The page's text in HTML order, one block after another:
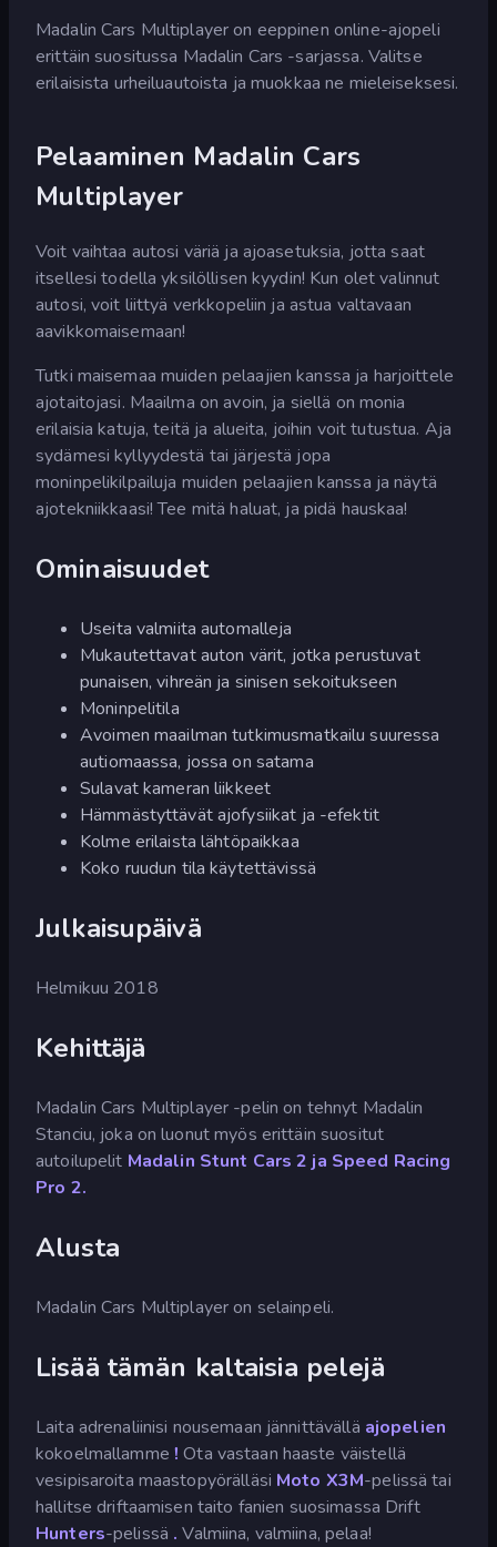
Madalin Cars Multiplayer on eeppinen online-ajopeli
erittäin suositussa Madalin Cars -sarjassa. Valitse
erilaisista urheiluautoista ja muokkaa ne mieleiseksesi.
Pelaaminen Madalin Cars
Multiplayer
Voit vaihtaa autosi väriä ja ajoasetuksia, jotta saat
itsellesi todella yksilöllisen kyydin! Kun olet valinnut
autosi, voit liittyä verkkopeliin ja astua valtavaan
aavikkomaisemaan!
Tutki maisemaa muiden pelaajien kanssa ja harjoittele
ajotaitojasi. Maailma on avoin, ja siellä on monia
erilaisia katuja, teitä ja alueita, joihin voit tutustua. Aja
sydämesi kyllyydestä tai järjestä jopa
moninpelikilpailuja muiden pelaajien kanssa ja näytä
ajotekniikkaasi! Tee mitä haluat, ja pidä hauskaa!
Ominaisuudet
Useita valmiita automalleja
Mukautettavat auton värit, jotka perustuvat
punaisen, vihreän ja sinisen sekoitukseen
Moninpelitila
Avoimen maailman tutkimusmatkailu suuressa
autiomaassa, jossa on satama
Sulavat kameran liikkeet
Hämmästyttävät ajofysiikat ja -efektit
Kolme erilaista lähtöpaikkaa
Koko ruudun tila käytettävissä
Julkaisupäivä
Helmikuu 2018
Kehittäjä
Madalin Cars Multiplayer -pelin on tehnyt Madalin
Stanciu, joka on luonut myös erittäin suositut
autoilupelit Madalin Stunt Cars 2 ja Speed Racing
Pro 2.
Alusta
Madalin Cars Multiplayer on selainpeli.
Lisää tämän kaltaisia pelejä
Laita adrenaliinisi nousemaan jännittävällä ajopelien
kokoelmallamme ! Ota vastaan haaste väistellä
vesipisaroita maastopyörälläsi Moto X3M-pelissä tai
hallitse driftaamisen taito fanien suosimassa Drift
Hunters-pelissä . Valmiina, valmiina, pelaa!